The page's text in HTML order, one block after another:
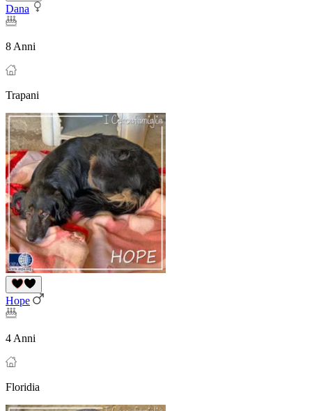
Dana
8 Anni
Trapani
Hope
4 Anni
Floridia